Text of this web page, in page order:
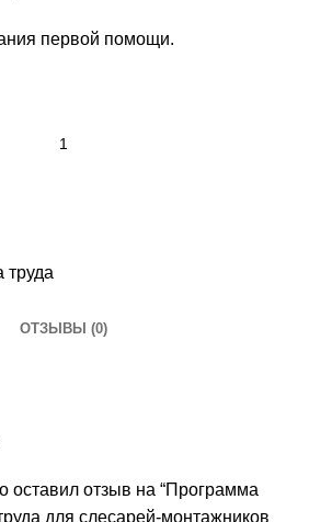
первой помощи.
труда
ОТЗЫВЫ (0)
оставил отзыв на “Программа
для слесарей-монтажников